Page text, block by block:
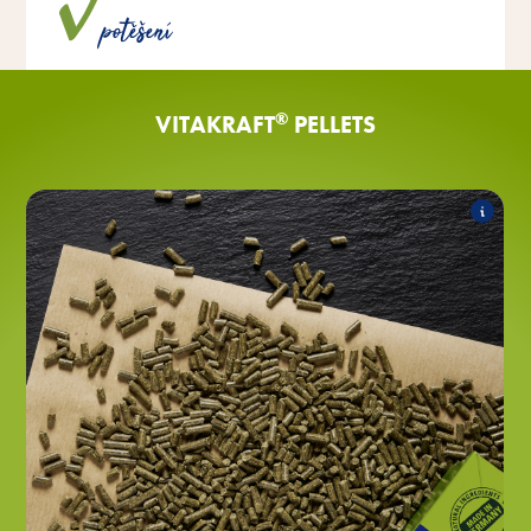
potěšení
přidaného cukru a umělých barviv a konzervačních
VITAKRAFT® PELLETS
Zakrslí králíci
Sortiment zahrnuje následující produkty:
Pelety s vojtěškou